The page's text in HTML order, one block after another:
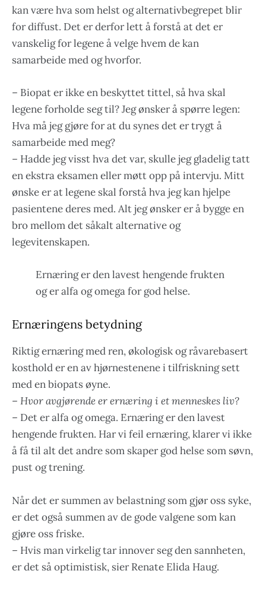
kan være hva som helst og alternativbegrepet blir
for diffust. Det er derfor lett å forstå at det er
vanskelig for legene å velge hvem de kan
samarbeide med og hvorfor.
– Biopat er ikke en beskyttet tittel, så hva skal
legene forholde seg til? Jeg ønsker å spørre legen:
Hva må jeg gjøre for at du synes det er trygt å
samarbeide med meg?
– Hadde jeg visst hva det var, skulle jeg gladelig tatt
en ekstra eksamen eller møtt opp på intervju. Mitt
ønske er at legene skal forstå hva jeg kan hjelpe
pasientene deres med. Alt jeg ønsker er å bygge en
bro mellom det såkalt alternative og
legevitenskapen.
Ernæring er den lavest hengende frukten
og er alfa og omega for god helse.
Ernæringens betydning
Riktig ernæring med ren, økologisk og råvarebasert
kosthold er en av hjørnestenene i tilfriskning sett
med en biopats øyne.
– Hvor avgjørende er ernæring i et menneskes liv?
– Det er alfa og omega. Ernæring er den lavest
hengende frukten. Har vi feil ernæring, klarer vi ikke
å få til alt det andre som skaper god helse som søvn,
pust og trening.
Når det er summen av belastning som gjør oss syke,
er det også summen av de gode valgene som kan
gjøre oss friske.
– Hvis man virkelig tar innover seg den sannheten,
er det så optimistisk, sier Renate Elida Haug.